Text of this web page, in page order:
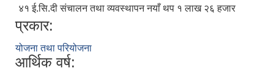
४१ ई.सि.दी संचालन तथा व्यवस्थापन नयाँ थप १ लाख २६ हजार
प्रकार:
योजना तथा परियोजना
आर्थिक वर्ष: